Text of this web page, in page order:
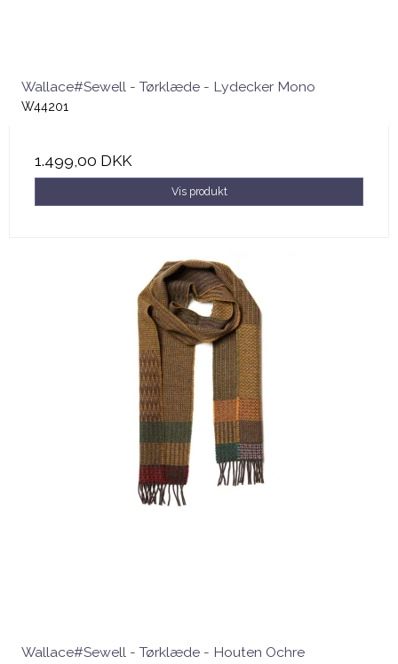
Wallace#Sewell - Tørklæde - Lydecker Mono
W44201
1.499,00 DKK
Vis produkt
Wallace#Sewell - Tørklæde - Houten Ochre